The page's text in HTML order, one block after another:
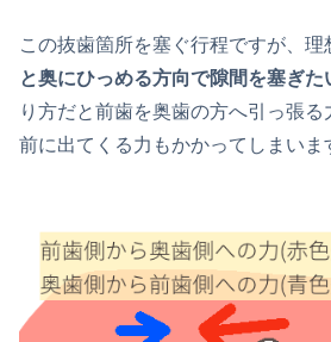
この抜歯箇所を塞ぐ行程ですが、理
と奥にひっめる方向で隙間を塞ぎた
り方だと前歯を奥歯の方へ引っ張
前に出てくる力もかかってしまいま